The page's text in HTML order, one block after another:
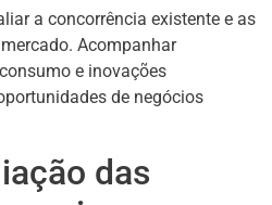
a concorrência existente e as
Acompanhar
e inovações
de negócios
das